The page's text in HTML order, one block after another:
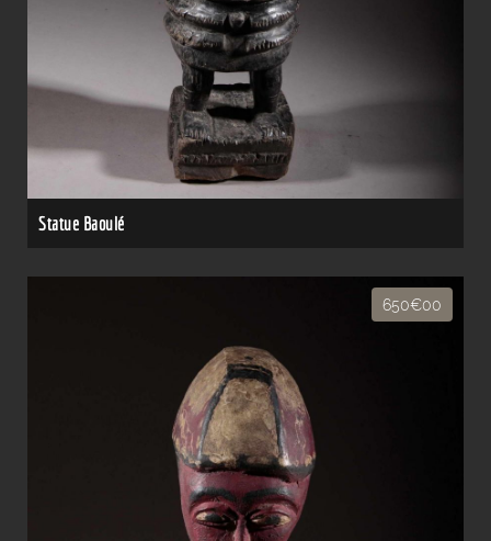
Statue Baoulé
650€00